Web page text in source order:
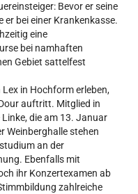
Bevor er seine
er bei einer Krankenkasse.
eine
bei namhaften
Gebiet sattelfest
in Hochform erleben,
auftritt. Mitglied in
die am 13. Januar
Weinberghalle stehen
an der
Ebenfalls mit
ihr Konzertexamen ab
zahlreiche